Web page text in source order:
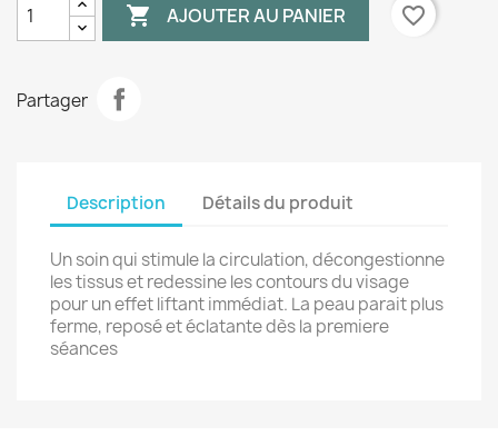
 AJOUTER AU PANIER favorite_border
Partager
Description Détails du produit
Un soin qui stimule la circulation, décongestionne
les tissus et redessine les contours du visage
pour un effet liftant immédiat. La peau parait plus
ferme, reposé et éclatante dès la premiere
séances